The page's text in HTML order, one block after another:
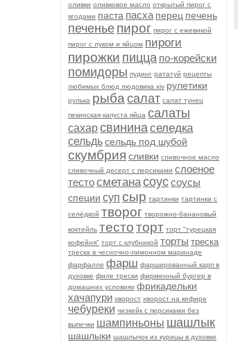
оливки оливковое масло открытый пирог с
ягодами паста пасха перец печень
печенье пирог пирог с ежевикой
пирог с луком и яйцом пироги
пирожки пицца по-корейски
помидоры пудинг рататуй рецепты
любимых блюд людовика xiv рулетики
рулька рыба салат салат тунец
пекинская капуста яйца салаты
сахарсвининаселедка
сельдьсельдь под шубой
скумбрия сливки сливочное масло
сливочный десерт с персиками слоеное
тестосметанасоуссоусы
специи суп сыр тартинки тартинки с
селёдкой творог творожно-банановый
коктейль тестоторт торт "турецкая
кофейня" торт с клубникой торты треска
треска в чесночно-лимонном маринаде
фарфалле фарш фаршированный карп в
духовке филе трески фирменный бургер в
домашних условиях фрикадельки
хачапури хворост хворост на кефире
чебуреки чизкейк с персиками без
выпечки шампиньоны шашлык
шашлыки шашлычок из курицы в духовке